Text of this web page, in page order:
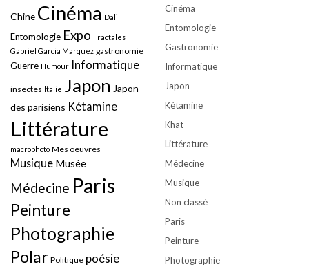
Chine Cinéma Dali
Entomologie Expo Fractales
Gabriel Garcia Marquez gastronomie
Guerre Humour Informatique
insectes Italie Japon Japon
des parisiens Kétamine
Littérature
macrophoto Mes oeuvres
Musique Musée
Médecine Paris
Peinture
Photographie
Polar Politique poésie
Cinéma
Entomologie
Gastronomie
Informatique
Japon
Kétamine
Khat
Littérature
Médecine
Musique
Non classé
Paris
Peinture
Photographie